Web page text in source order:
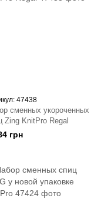
47438
сменных укороченных
Zing KnitPro Regal
грн